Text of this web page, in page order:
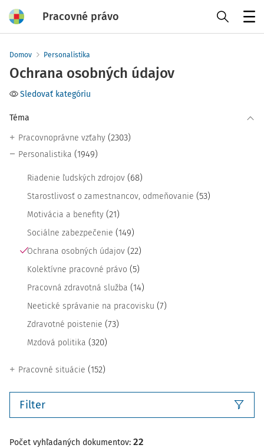
Pracovné právo
Domov Personalistika
Ochrana osobných údajov
Sledovať kategóriu
Téma
Pracovnoprávne vzťahy (2303)
Personalistika (1949)
Riadenie ľudských zdrojov (68)
Starostlivosť o zamestnancov, odmeňovanie (53)
Motivácia a benefity (21)
Sociálne zabezpečenie (149)
Ochrana osobných údajov (22)
Kolektívne pracovné právo (5)
Pracovná zdravotná služba (14)
Neetické správanie na pracovisku (7)
Zdravotné poistenie (73)
Mzdová politika (320)
Pracovné situácie (152)
Filter
Počet vyhľadaných dokumentov: 22